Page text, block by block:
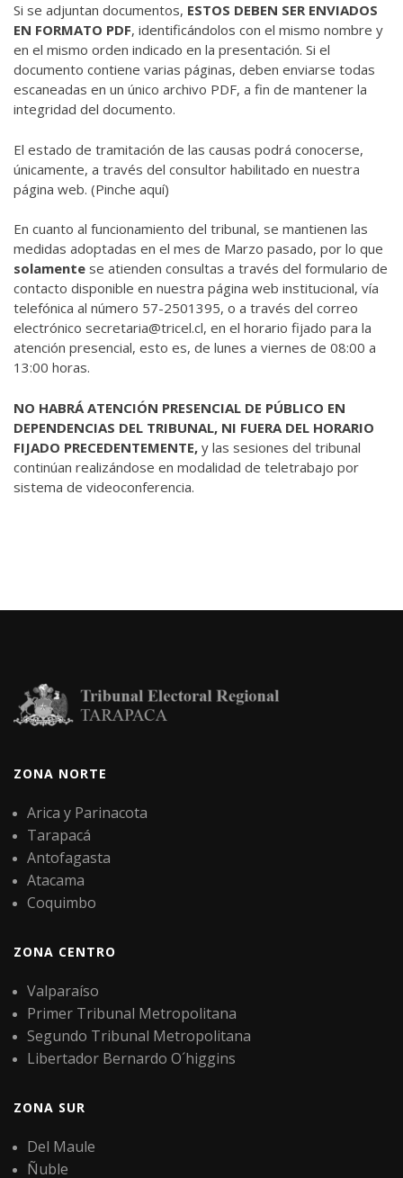
Si se adjuntan documentos, ESTOS DEBEN SER ENVIADOS
EN FORMATO PDF, identificándolos con el mismo nombre y
en el mismo orden indicado en la presentación. Si el
documento contiene varias páginas, deben enviarse todas
escaneadas en un único archivo PDF, a fin de mantener la
integridad del documento.
El estado de tramitación de las causas podrá conocerse,
únicamente, a través del consultor habilitado en nuestra
página web. (Pinche aquí)
En cuanto al funcionamiento del tribunal, se mantienen las
medidas adoptadas en el mes de Marzo pasado, por lo que
solamente se atienden consultas a través del formulario de
contacto disponible en nuestra página web institucional, vía
telefónica al número 57-2501395, o a través del correo
electrónico secretaria@tricel.cl, en el horario fijado para la
atención presencial, esto es, de lunes a viernes de 08:00 a
13:00 horas.
NO HABRÁ ATENCIÓN PRESENCIAL DE PÚBLICO EN
DEPENDENCIAS DEL TRIBUNAL, NI FUERA DEL HORARIO
FIJADO PRECEDENTEMENTE, y las sesiones del tribunal
continúan realizándose en modalidad de teletrabajo por
sistema de videoconferencia.
ZONA NORTE
Arica y Parinacota
Tarapacá
Antofagasta
Atacama
Coquimbo
ZONA CENTRO
Valparaíso
Primer Tribunal Metropolitana
Segundo Tribunal Metropolitana
Libertador Bernardo O´higgins
ZONA SUR
Del Maule
Ñuble